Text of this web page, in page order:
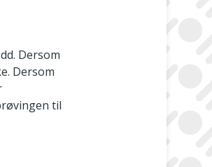
Dersom
Dersom
til